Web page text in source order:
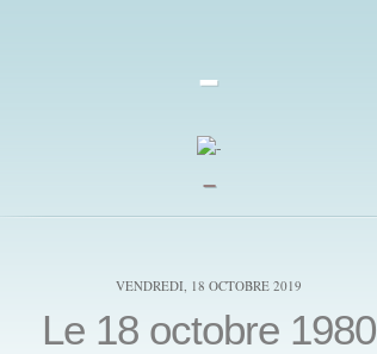
-
_
VENDREDI, 18 OCTOBRE 2019
Le 18 octobre 1980